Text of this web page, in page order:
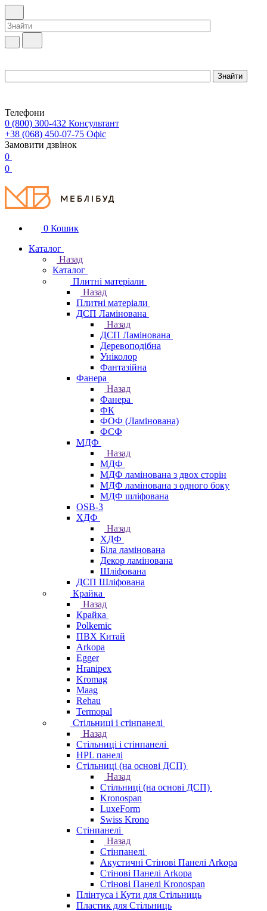
Телефони
0 (800) 300-432 Консультант
+38 (068) 450-07-75 Офіс
Замовити дзвінок
0
0
0 Кошик
Каталог
Назад
Каталог
Плитні матеріали
Назад
Плитні матеріали
ДСП Ламінована
Назад
ДСП Ламінована
Деревоподібна
Уніколор
Фантазійна
Фанера
Назад
Фанера
ФК
ФОФ (Ламінована)
ФСФ
МДФ
Назад
МДФ
МДФ ламінована з двох сторін
МДФ ламінована з одного боку
МДФ шліфована
OSB-3
ХДФ
Назад
ХДФ
Біла ламінована
Декор ламінована
Шліфована
ДСП Шліфована
Крайка
Назад
Крайка
Polkemic
ПВХ Китай
Arkopa
Egger
Hranipex
Kromag
Maag
Rehau
Termopal
Стільниці і стінпанелі
Назад
Стільниці і стінпанелі
HPL панелі
Стільниці (на основі ДСП)
Назад
Стільниці (на основі ДСП)
Kronospan
LuxeForm
Swiss Krono
Стінпанелі
Назад
Стінпанелі
Акустичні Стінові Панелі Аrkopa
Стінові Панелі Arkopa
Стінові Панелі Kronospan
Плінтуса і Кути для Стільниць
Пластик для Стільниць